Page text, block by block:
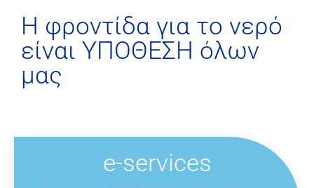
H φροντίδα για το νερό
είναι ΥΠΟΘΕΣΗ όλων
μας
e-services